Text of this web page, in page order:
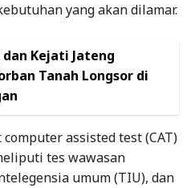
yang akan dilamar.
dan Kejati Jateng
Tanah Longsor di
assisted test (CAT)
tes wawasan
umum (TIU), dan